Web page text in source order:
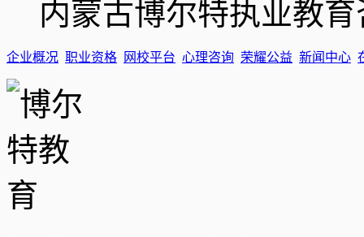
内蒙古博尔特执业教
企业概况 职业资格 网校平台 心理咨询 荣耀公益 新闻中心